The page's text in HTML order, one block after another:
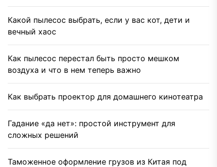
Какой пылесос выбрать, если у вас кот, дети и
вечный хаос
Как пылесос перестал быть просто мешком
воздуха и что в нем теперь важно
Как выбрать проектор для домашнего кинотеатра
Гадание «да нет»: простой инструмент для
сложных решений
Таможенное оформление грузов из Китая под